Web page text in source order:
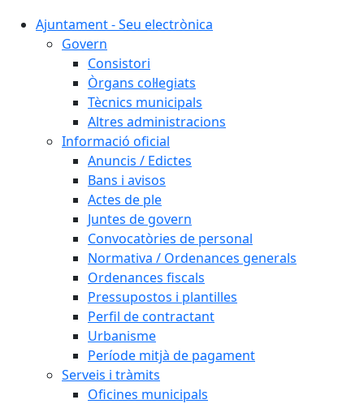
Ajuntament - Seu electrònica
Govern
Consistori
Òrgans col·legiats
Tècnics municipals
Altres administracions
Informació oficial
Anuncis / Edictes
Bans i avisos
Actes de ple
Juntes de govern
Convocatòries de personal
Normativa / Ordenances generals
Ordenances fiscals
Pressupostos i plantilles
Perfil de contractant
Urbanisme
Període mitjà de pagament
Serveis i tràmits
Oficines municipals